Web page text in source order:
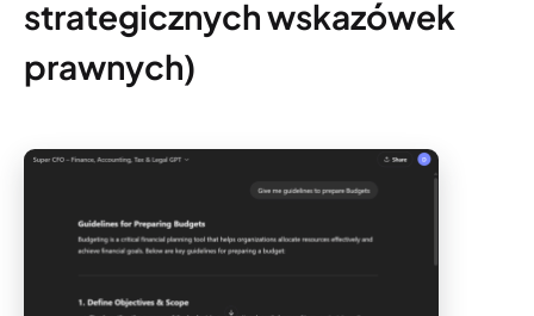
strategicznych wskazówek
prawnych)